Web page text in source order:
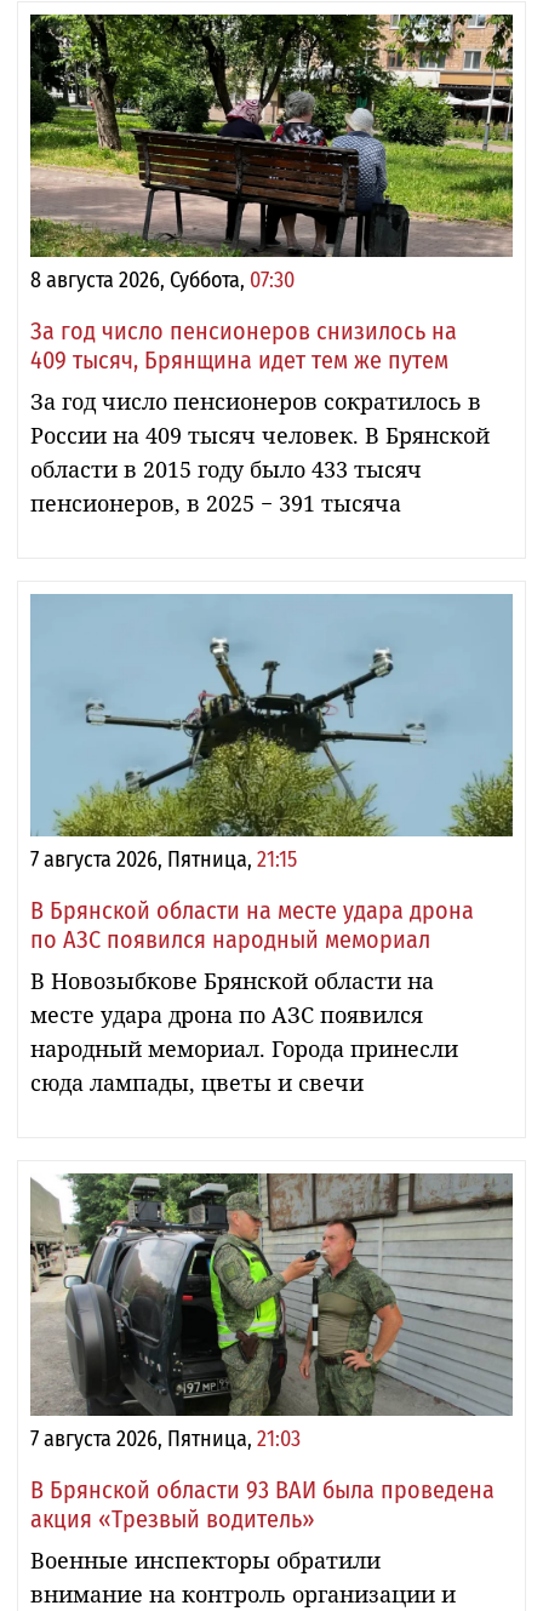
8 августа 2026, Суббота, 07:30
За год число пенсионеров снизилось на
409 тысяч, Брянщина идет тем же путем
За год число пенсионеров сократилось в
России на 409 тысяч человек. В Брянской
области в 2015 году было 433 тысяч
пенсионеров, в 2025 − 391 тысяча
7 августа 2026, Пятница, 21:15
В Брянской области на месте удара дрона
по АЗС появился народный мемориал
В Новозыбкове Брянской области на
месте удара дрона по АЗС появился
народный мемориал. Города принесли
сюда лампады, цветы и свечи
7 августа 2026, Пятница, 21:03
В Брянской области 93 ВАИ была проведена
акция «Трезвый водитель»
Военные инспекторы обратили
внимание на контроль организации и